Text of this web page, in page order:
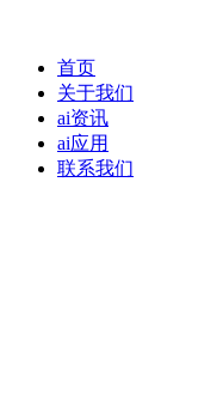
首页
关于我们
ai资讯
ai应用
联系我们